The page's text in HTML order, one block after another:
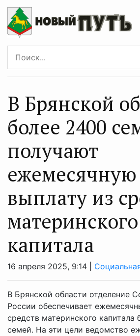
В Брянской
более 2400
получают
ежемесячную
выплату из
материнского
капитала
16 апреля 2025, 9:14 |
В Брянской области отделение
России обеспечивает
средств материнского капитала
семей. На эти цели ведомство